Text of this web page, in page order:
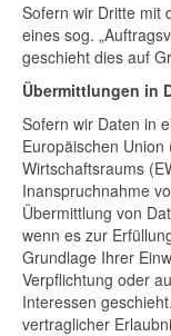
Sofern wir Dritte mit
eines sog.
geschieht dies auf
Übermittlungen in
Sofern wir Daten in
Europäischen
Wirtschaftsraums
Inanspruchnahme
Übermittlung von
wenn es zur
Grundlage Ihrer
Verpflichtung oder
Interessen
vertraglicher